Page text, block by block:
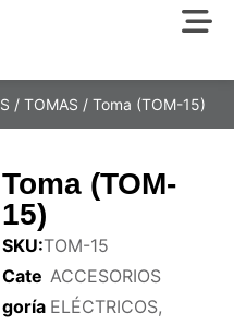
/ TOMAS / Toma (TOM-15)
Toma (TOM-
15)
SKU:TOM-15
Cate
goría
ACCESORIOS
ELÉCTRICOS,